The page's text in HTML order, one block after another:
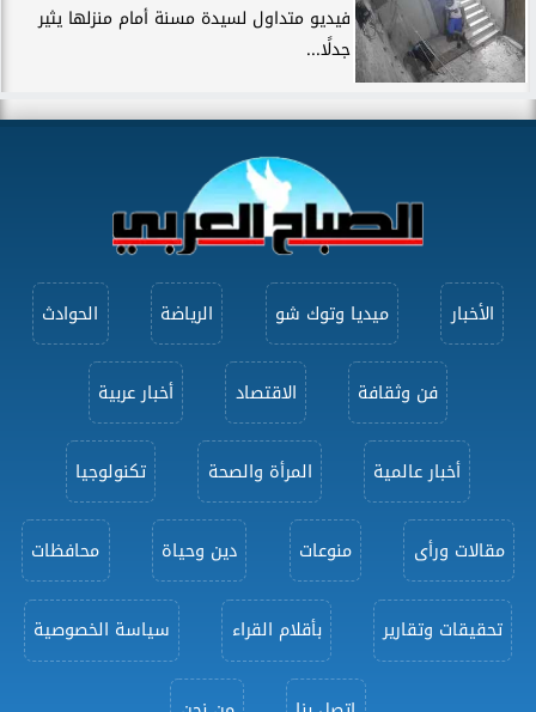
فيديو متداول لسيدة مسنة أمام منزلها يثير
جدلًا...
الأخبار ميديا وتوك شو الرياضة الحوادث
فن وثقافة الاقتصاد أخبار عربية
أخبار عالمية المرأة والصحة تكنولوجيا
مقالات ورأى منوعات دين وحياة محافظات
تحقيقات وتقارير بأقلام القراء سياسة الخصوصية